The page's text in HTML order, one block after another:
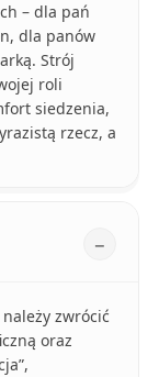
– dla pań
dla panów
Strój
roli
siedzenia,
rzecz, a
zwrócić
oraz